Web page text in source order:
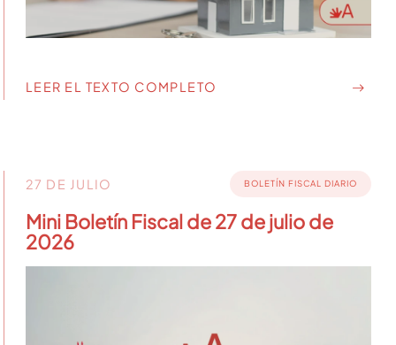
LEER EL TEXTO COMPLETO
27 DE JULIO BOLETÍN FISCAL DIARIO
Mini Boletín Fiscal de 27 de julio de
2026